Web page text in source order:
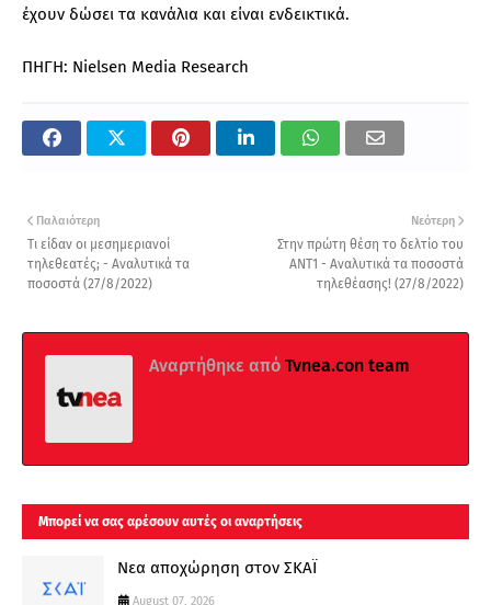
έχουν δώσει τα κανάλια και είναι ενδεικτικά.
ΠΗΓΗ: Nielsen Media Research
Νεότερη
Στην πρώτη θέση το δελτίο του
ΑΝΤ1 - Αναλυτικά τα ποσοστά
τηλεθέασης! (27/8/2022)
Παλαιότερη
Τι είδαν οι μεσημεριανοί
τηλεθεατές; - Αναλυτικά τα
ποσοστά (27/8/2022)
Αναρτήθηκε από Tvnea.con team
Μπορεί να σας αρέσουν αυτές οι αναρτήσεις
Νεα αποχώρηση στον ΣΚΑΪ
August 07, 2026